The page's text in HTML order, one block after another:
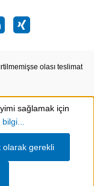
olası teslimat
sağlamak için
olarak gerekli